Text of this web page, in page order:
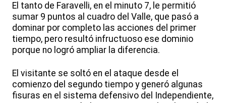
El tanto de Faravelli, en el minuto 7, le permitió
sumar 9 puntos al cuadro del Valle, que pasó a
dominar por completo las acciones del primer
tiempo, pero resultó infructuoso ese dominio
porque no logró ampliar la diferencia.
El visitante se soltó en el ataque desde el
comienzo del segundo tiempo y generó algunas
fisuras en el sistema defensivo del Independiente,